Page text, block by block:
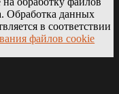
Обработка данных
в соответствии
файлов cookie